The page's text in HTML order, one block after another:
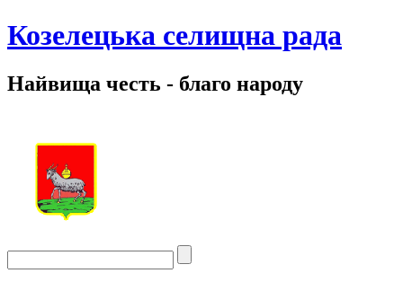
Козелецька селищна рада
Найвища честь - благо народу